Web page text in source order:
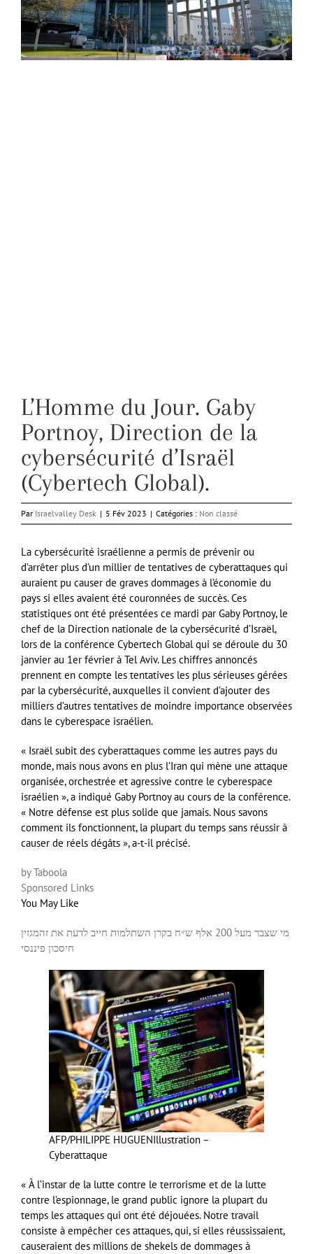
L’Homme du Jour. Gaby
Portnoy, Direction de la
cybersécurité d’Israël
(Cybertech Global).
Par Israelvalley Desk | 5 Fév 2023 | Catégories : Non classé
La cybersécurité israélienne a permis de prévenir ou
d’arrêter plus d’un millier de tentatives de cyberattaques qui
auraient pu causer de graves dommages à l’économie du
pays si elles avaient été couronnées de succès. Ces
statistiques ont été présentées ce mardi par Gaby Portnoy, le
chef de la Direction nationale de la cybersécurité d’Israël,
lors de la conférence Cybertech Global qui se déroule du 30
janvier au 1er février à Tel Aviv. Les chiffres annoncés
prennent en compte les tentatives les plus sérieuses gérées
par la cybersécurité, auxquelles il convient d’ajouter des
milliers d’autres tentatives de moindre importance observées
dans le cyberespace israélien.
« Israël subit des cyberattaques comme les autres pays du
monde, mais nous avons en plus l’Iran qui mène une attaque
organisée, orchestrée et agressive contre le cyberespace
israélien », a indiqué Gaby Portnoy au cours de la conférence.
« Notre défense est plus solide que jamais. Nous savons
comment ils fonctionnent, la plupart du temps sans réussir à
causer de réels dégâts », a-t-il précisé.
by Taboola
Sponsored Links
You May Like
מי שצבר מעל 200 אלף ש״ח בקרן השתלמות חייב לדעת את זה
מגזין
חיסכון פיננסי
AFP/PHILIPPE HUGUENIllustration –
Cyberattaque
« À l’instar de la lutte contre le terrorisme et de la lutte
contre l’espionnage, le grand public ignore la plupart du
temps les attaques qui ont été déjouées. Notre travail
consiste à empêcher ces attaques, qui, si elles réussissaient,
causeraient des millions de shekels de dommages à